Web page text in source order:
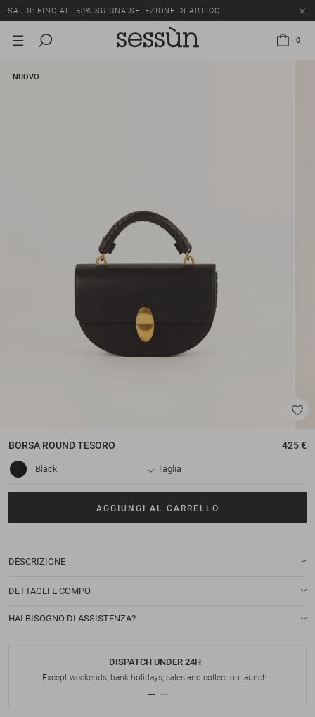
SALDI: FINO AL -50% SU UNA SELEZIONE DI ARTICOLI.
0
NUOVO
BORSA ROUND TESORO 425 €
Black Taglia
AGGIUNGI AL CARRELLO
DESCRIZIONE
DETTAGLI E COMPO
HAI BISOGNO DI ASSISTENZA?
DISPATCH UNDER 24H
Except weekends, bank holidays, sales and collection launch